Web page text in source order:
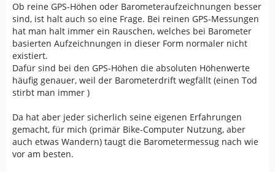
Ob reine GPS-Höhen oder Barometeraufzeichnungen besser
sind, ist halt auch so eine Frage. Bei reinen GPS-Messungen
hat man halt immer ein Rauschen, welches bei Barometer
basierten Aufzeichnungen in dieser Form normaler nicht
existiert.
Dafür sind bei den GPS-Höhen die absoluten Höhenwerte
häufig genauer, weil der Barometerdrift wegfällt (einen Tod
stirbt man immer )
Da hat aber jeder sicherlich seine eigenen Erfahrungen
gemacht, für mich (primär Bike-Computer Nutzung, aber
auch etwas Wandern) taugt die Barometermessug nach wie
vor am besten.